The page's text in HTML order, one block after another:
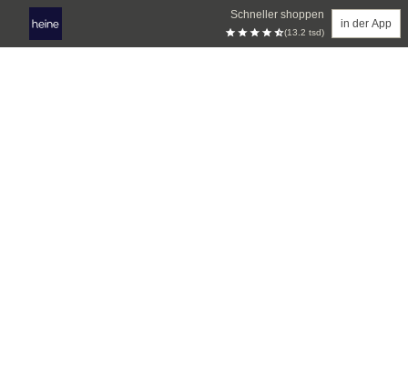
Schneller shoppen
(13.2 tsd)
in der App